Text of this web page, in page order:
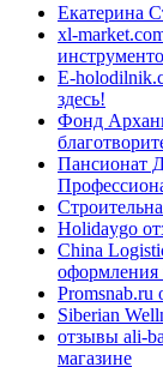
Екатерина
xl-
E-
здесь!
Фонд
Пансионат
Holidaygo
China
оформления
Promsnab.ru
Siberian
отзывы ali-
магазине